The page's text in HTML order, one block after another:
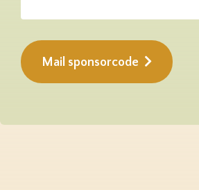
Mail sponsorcode